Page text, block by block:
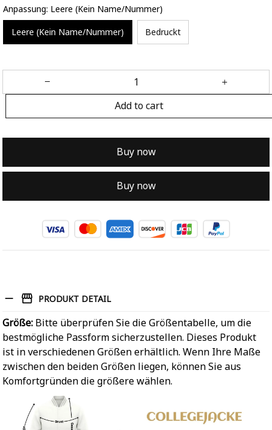
Anpassung: Leere (Kein Name/Nummer)
Leere (Kein Name/Nummer) Bedruckt
Add to cart
Buy now
Buy now
PRODUKT DETAIL
Größe: Bitte überprüfen Sie die Größentabelle, um die
bestmögliche Passform sicherzustellen. Dieses Produkt
ist in verschiedenen Größen erhältlich. Wenn Ihre Maße
zwischen den beiden Größen liegen, können Sie aus
Komfortgründen die größere wählen.